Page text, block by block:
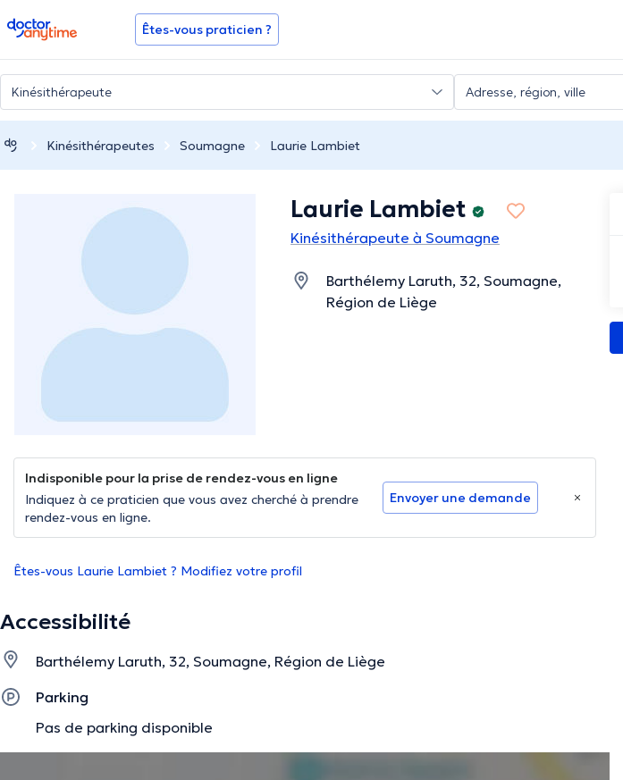
doctoranytime Êtes-vous praticien ?
Kinésithérapeutes Soumagne Laurie Lambiet
Laurie Lambiet
Kinésithérapeute à Soumagne
Barthélemy Laruth, 32, Soumagne,
Région de Liège
Indisponible pour la prise de rendez-vous en ligne
Indiquez à ce praticien que vous avez cherché à prendre
rendez-vous en ligne.
Envoyer une demande
Êtes-vous Laurie Lambiet ? Modifiez votre profil
Accessibilité
Barthélemy Laruth, 32, Soumagne, Région de Liège
Parking
Pas de parking disponible